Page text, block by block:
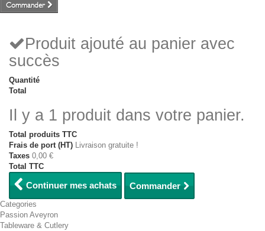
Commander
Produit ajouté au panier avec
succès
Quantité
Total
Il y a 1 produit dans votre panier.
Total produits TTC
Frais de port (HT) Livraison gratuite !
Taxes 0,00 €
Total TTC
Continuer mes achats Commander
Categories
Passion Aveyron
Tableware & Cutlery